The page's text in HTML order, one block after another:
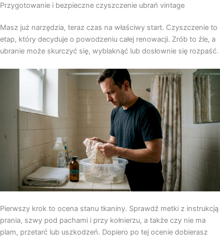
Przygotowanie i bezpieczne czyszczenie ubrań vintage
Masz już narzędzia, teraz czas na właściwy start. Czyszczenie to
etap, który decyduje o powodzeniu całej renowacji. Zrób to źle, a
ubranie może skurczyć się, wyblaknąć lub dosłownie się rozpaść.
Pierwszy krok to ocena stanu tkaniny. Sprawdź metki z instrukcją
prania, szwy pod pachami i przy kołnierzu, a także czy nie ma
plam, przetarć lub uszkodzeń. Dopiero po tej ocenie dobierasz